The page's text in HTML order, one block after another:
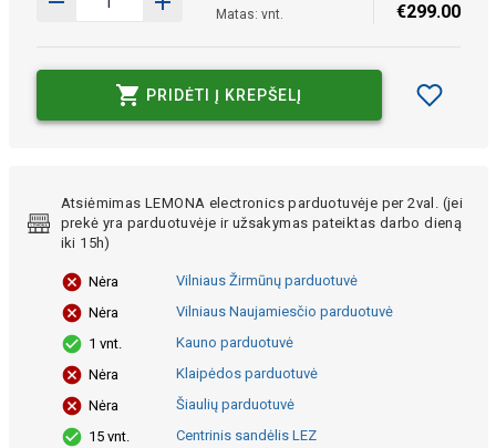
Matas: vnt.
€299.00
PRIDĖTI Į KREPŠELĮ
Atsiėmimas LEMONA electronics parduotuvėje per 2val. (jei
prekė yra parduotuvėje ir užsakymas pateiktas darbo dieną
iki 15h)
Nėra
Vilniaus Žirmūnų parduotuvė
Nėra
Vilniaus Naujamiesčio parduotuvė
1 vnt.
Kauno parduotuvė
Nėra
Klaipėdos parduotuvė
Nėra
Šiaulių parduotuvė
15 vnt.
Centrinis sandėlis LEZ